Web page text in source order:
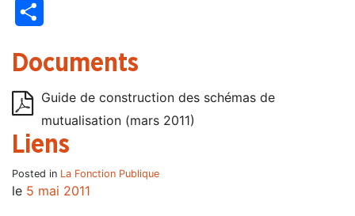
Documents
Guide de construction des schémas de
mutualisation (mars 2011)
Liens
Posted in La Fonction Publique
le 5 mai 2011